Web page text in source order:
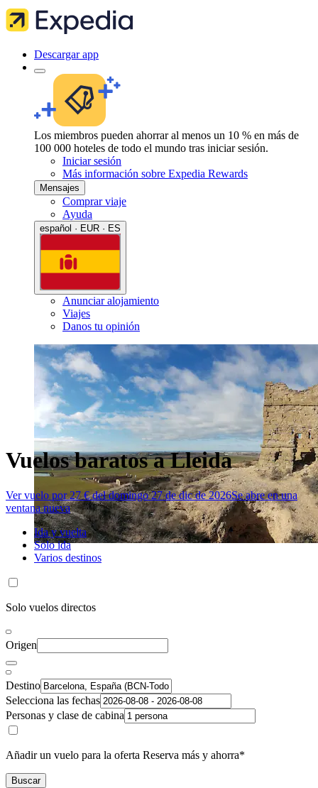
Descargar app
Los miembros pueden ahorrar al menos un 10 % en más de
100 000 hoteles de todo el mundo tras iniciar sesión.
Iniciar sesión
Más información sobre Expedia Rewards
Mensajes
Comprar viaje
Ayuda
español · EUR · ES
Anunciar alojamiento
Viajes
Danos tu opinión
Vuelos baratos a Lleida
Ver vuelo por 27 € del domingo 27 de dic de 2026Se abre en una
ventana nueva
Ida y vuelta
Solo ida
Varios destinos
Solo vuelos directos
Origen
Destino
Selecciona las fechas
Personas y clase de cabina
Añadir un vuelo para la oferta Reserva más y ahorra*
Buscar